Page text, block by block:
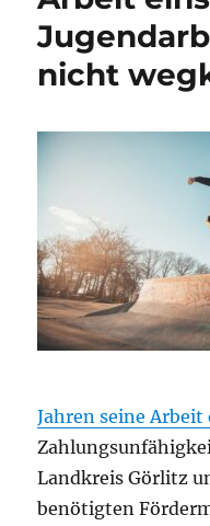
nicht
Jahren seine
Landkreis Görlitz
benötigten